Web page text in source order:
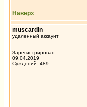
Наверх
muscardin
удаленный аккаунт
Зарегистрирован:
09.04.2019
Суждений: 489